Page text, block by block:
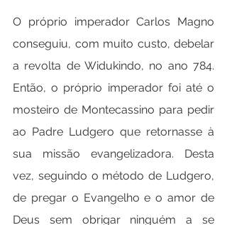
O próprio imperador Carlos Magno
conseguiu, com muito custo, debelar
a revolta de Widukindo, no ano 784.
Então, o próprio imperador foi até o
mosteiro de Montecassino para pedir
ao Padre Ludgero que retornasse à
sua missão evangelizadora. Desta
vez, seguindo o método de Ludgero,
de pregar o Evangelho e o amor de
Deus sem obrigar ninguém a se